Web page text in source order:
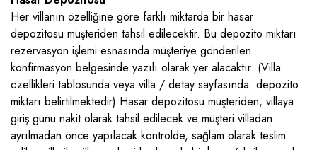
Her villanın özelliğine göre farklı miktarda bir hasar
depozitosu müşteriden tahsil edilecektir. Bu depozito miktarı
rezervasyon işlemi esnasında müşteriye gönderilen
konfirmasyon belgesinde yazılı olarak yer alacaktır. (Villa
özellikleri tablosunda veya villa / detay sayfasında depozito
miktarı belirtilmektedir) Hasar depozitosu müşteriden, villaya
giriş günü nakit olarak tahsil edilecek ve müşteri villadan
ayrılmadan önce yapılacak kontrolde, sağlam olarak teslim